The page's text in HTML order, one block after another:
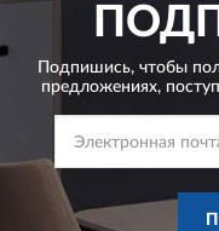
Подпишись, чтобы
предложениях,